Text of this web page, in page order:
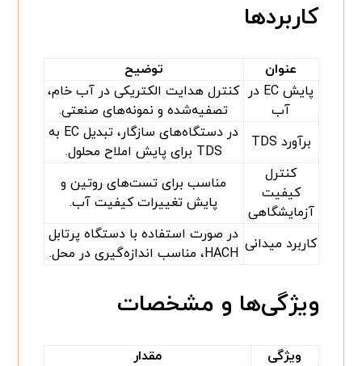
کاربردها
عنوان
توضیح
پایش EC در
آب
کنترل هدایت الکتریکی در آب خام،
تصفیه‌شده و نمونه‌های صنعتی.
برآورد TDS
در دستگاه‌های سازگار، تبدیل EC به
TDS برای پایش املاح محلول.
کنترل
کیفیت
آزمایشگاهی
مناسب برای تست‌های روتین و
پایش تغییرات کیفیت آب.
کاربرد میدانی
در صورت استفاده با دستگاه پرتابل
HACH، مناسب اندازه‌گیری در محل.
ویژگی‌ها و مشخصات
ویژگی
مقدار